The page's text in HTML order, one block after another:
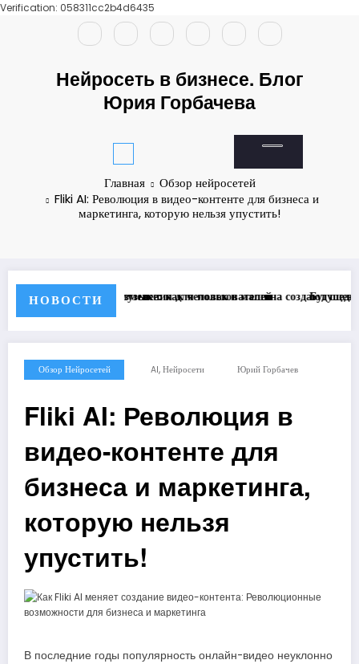
Verification: 058311cc2b4d6435
Нейросеть в бизнесе. Блог
Юрия Горбачева
Главная
Обзор нейросетей
Fliki AI: Революция в видео-контенте для бизнеса и
маркетинга, которую нельзя упустить!
НОВОСТИ
для пользователей
как человек и машина создают шедевры вместе
Будущее искусственного
Обзор Нейросетей AI, Нейросети Юрий Горбачев
Fliki AI: Революция в
видео-контенте для
бизнеса и маркетинга,
которую нельзя
упустить!
В последние годы популярность онлайн-видео неуклонно